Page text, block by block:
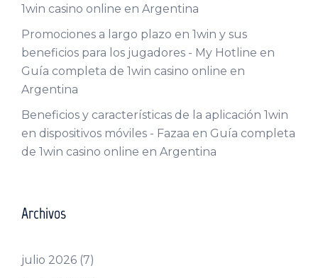
1win casino online en Argentina
Promociones a largo plazo en 1win y sus
beneficios para los jugadores - My Hotline en
Guía completa de 1win casino online en
Argentina
Beneficios y características de la aplicación 1win
en dispositivos móviles - Fazaa en Guía completa
de 1win casino online en Argentina
Archivos
julio 2026 (7)